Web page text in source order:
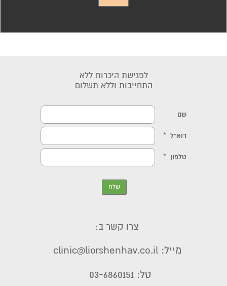
לפגישת היכרות ללא
התחייבות וללא תשלום
צרו קשר ב:
מייל: clinic@liorshenhav.co.il
טל: 03-6860151